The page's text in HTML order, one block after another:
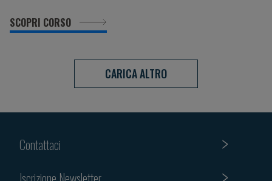
SCOPRI CORSO
CARICA ALTRO
Contattaci